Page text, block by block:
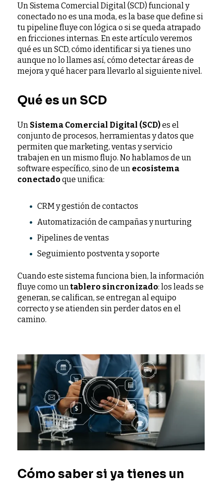
Un Sistema Comercial Digital (SCD) funcional y
conectado no es una moda, es la base que define si
tu pipeline fluye con lógica o si se queda atrapado
en fricciones internas. En este artículo veremos
qué es un SCD, cómo identificar si ya tienes uno
aunque no lo llames así, cómo detectar áreas de
mejora y qué hacer para llevarlo al siguiente nivel.
Qué es un SCD
Un Sistema Comercial Digital (SCD)es el
conjunto de procesos, herramientas y datos que
permiten que marketing, ventas y servicio
trabajen en un mismo flujo. No hablamos de un
software específico, sino de un ecosistema
conectadoque unifica:
CRM y gestión de contactos
Automatización de campañas y nurturing
Pipelines de ventas
Seguimiento postventa y soporte
Cuando este sistema funciona bien, la información
fluye como untablero sincronizado: los leads se
generan, se califican, se entregan al equipo
correcto y se atienden sin perder datos en el
camino.
Cómo saber si ya tienes un